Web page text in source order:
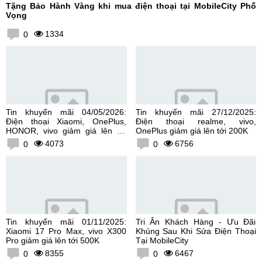
Tặng Bảo Hành Vàng khi mua điện thoại tại MobileCity Phố
Vọng
0 1334
Tin khuyến mãi 04/05/2026:
Điện thoại Xiaomi, OnePlus,
HONOR, vivo giảm giá lên tới
300K0 4073
Tin khuyến mãi 27/12/2025:
Điện thoại realme, vivo,
OnePlus giảm giá lên tới 200K
0
6756
Tin khuyến mãi 01/11/2025:
Xiaomi 17 Pro Max, vivo X300
Pro giảm giá lên tới 500K
0
8355
Tri Ân Khách Hàng - Ưu Đãi
Khủng Sau Khi Sửa Điện Thoại
Tại MobileCity
0
6467